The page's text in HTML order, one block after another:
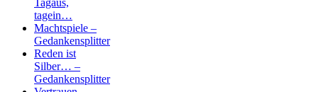
Tagaus,
tagein…
Machtspiele –
Gedankensplitter
Reden ist
Silber… –
Gedankensplitter